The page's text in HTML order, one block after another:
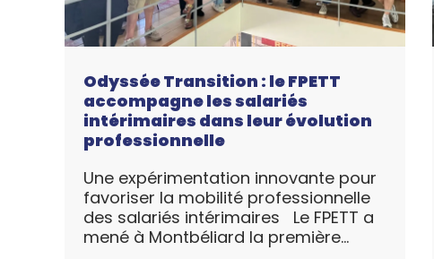
Odyssée Transition : le FPETT
accompagne les salariés
intérimaires dans leur évolution
professionnelle
Une expérimentation innovante pour
favoriser la mobilité professionnelle
des salariés intérimaires Le FPETT a
mené à Montbéliard la première